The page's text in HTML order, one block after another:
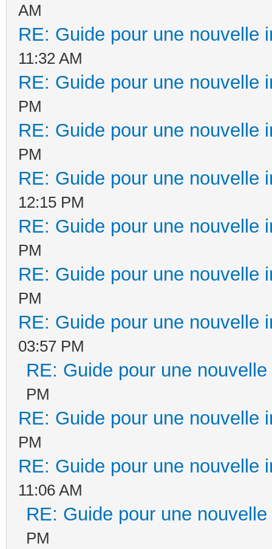
AM
RE: Guide pour une nouvelle
11:32 AM
RE: Guide pour une nouvelle
PM
RE: Guide pour une nouvelle
PM
RE: Guide pour une nouvelle
12:15 PM
RE: Guide pour une nouvelle
PM
RE: Guide pour une nouvelle
PM
RE: Guide pour une nouvelle
03:57 PM
RE: Guide pour une
PM
RE: Guide pour une nouvelle
PM
RE: Guide pour une nouvelle
11:06 AM
RE: Guide pour une
PM